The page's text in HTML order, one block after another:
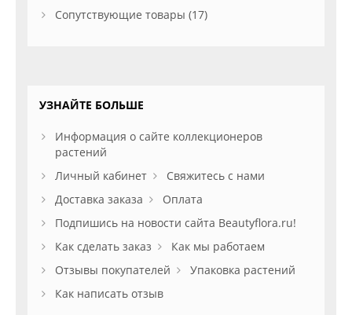
Сопутствующие товары (17)
УЗНАЙТЕ БОЛЬШЕ
Информация о сайте коллекционеров
растений
Личный кабинет
Свяжитесь с нами
Доставка заказа
Оплата
Подпишись на новости сайта Beautyflora.ru!
Как сделать заказ
Как мы работаем
Отзывы покупателей
Упаковка растений
Как написать отзыв